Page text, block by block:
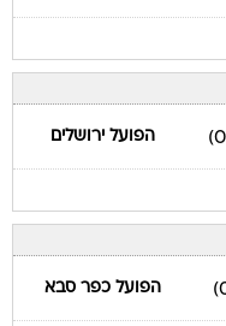
הפועל ירושלים
הפועל כפר סבא